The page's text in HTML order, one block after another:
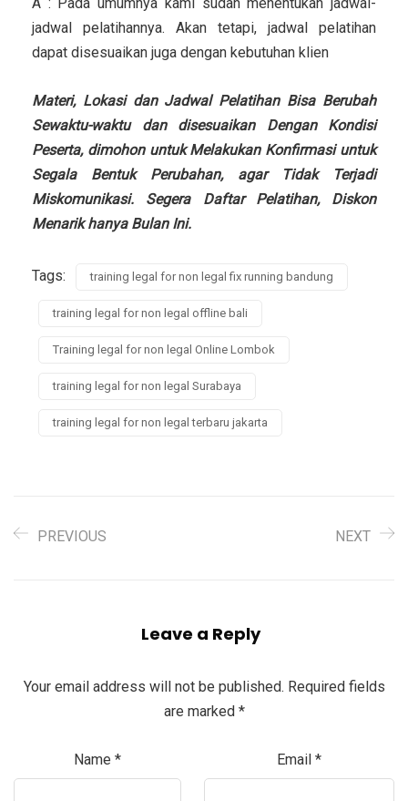
jadwal pelatihannya. Akan tetapi, jadwal pelatihan
dapat disesuaikan juga dengan kebutuhan klien
Materi, Lokasi dan Jadwal Pelatihan Bisa Berubah
Sewaktu-waktu dan disesuaikan Dengan Kondisi
Peserta, dimohon untuk Melakukan Konfirmasi untuk
Segala Bentuk Perubahan, agar Tidak Terjadi
Miskomunikasi. Segera Daftar Pelatihan, Diskon
Menarik hanya Bulan Ini.
Tags: training legal for non legal fix running bandung
training legal for non legal offline bali
Training legal for non legal Online Lombok
training legal for non legal Surabaya
training legal for non legal terbaru jakarta
PREVIOUS NEXT
Leave a Reply
Your email address will not be published. Required fields
are marked *
Name * Email *